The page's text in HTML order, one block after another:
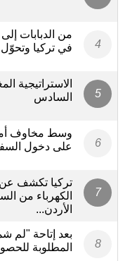
من الدبابات
في تركيا
الاستراتيجية
السادس
وسط مخاوف
على دخول
تركيا تكشف
الكهرباء من
الأردن...
بعد إتاحة "لم
المطلوبة